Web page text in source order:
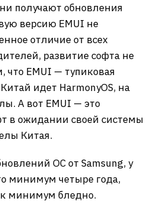
получают обновления
версию EMUI не
отличие от всех
развитие софта не
что EMUI — тупиковая
идет HarmonyOS, на
А вот EMUI — это
в ожидании своей системы
Китая.
ОС от Samsung, у
минимум четыре года,
минимум бледно.